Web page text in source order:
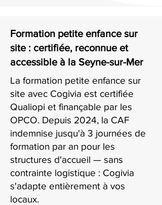
Formation petite enfance sur
site : certifiée, reconnue et
accessible à la Seyne-sur-Mer
La formation petite enfance sur
site avec Cogivia est certifiée
Qualiopi et finançable par les
OPCO. Depuis 2024, la CAF
indemnise jusqu'à 3 journées de
formation par an pour les
structures d'accueil — sans
contrainte logistique : Cogivia
s'adapte entièrement à vos
locaux.